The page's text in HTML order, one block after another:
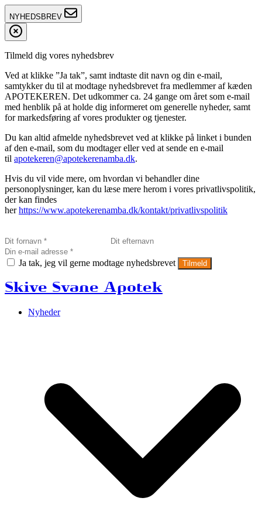
NYHEDSBREV
Tilmeld dig vores nyhedsbrev
Ved at klikke ”Ja tak”, samt indtaste dit navn og din e-mail,
samtykker du til at modtage nyhedsbrevet fra medlemmer af kæden
APOTEKEREN. Det udkommer ca. 24 gange om året som e-mail
med henblik på at holde dig informeret om generelle nyheder, samt
for markedsføring af vores produkter og tjenester.
Du kan altid afmelde nyhedsbrevet ved at klikke på linket i bunden
af den e-mail, som du modtager eller ved at sende en e-mail
til apotekeren@apotekerenamba.dk.
Hvis du vil vide mere, om hvordan vi behandler dine
personoplysninger, kan du læse mere herom i vores privatlivspolitik,
der kan findes
herhttps://www.apotekerenamba.dk/kontakt/privatlivspolitik
Ja tak, jeg vil gerne modtage nyhedsbrevet Tilmeld
Skive Svane Apotek
Nyheder